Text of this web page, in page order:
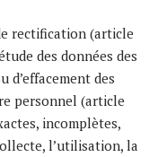
rectification (article
des données des
des
personnel (article
incomplètes,
l’utilisation, la